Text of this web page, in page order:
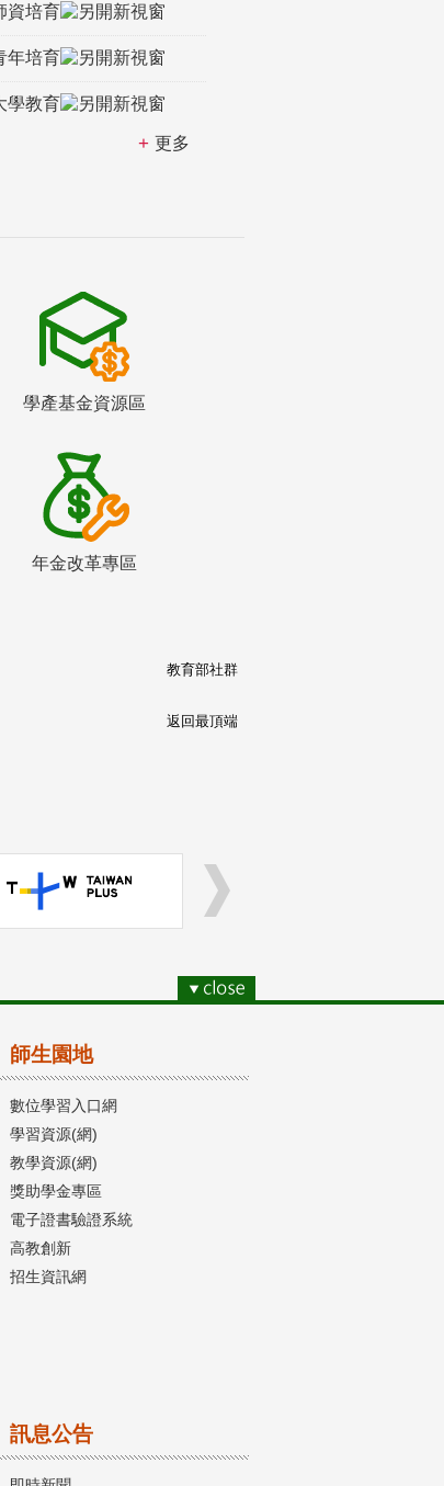
資培育
年培育
學教育
更多
學產基金資源區
年金改革專區
教育部社群
返回最頂端
師生園地
數位學習入口網
學習資源(網)
教學資源(網)
獎助學金專區
電子證書驗證系統
高教創新
招生資訊網
訊息公告